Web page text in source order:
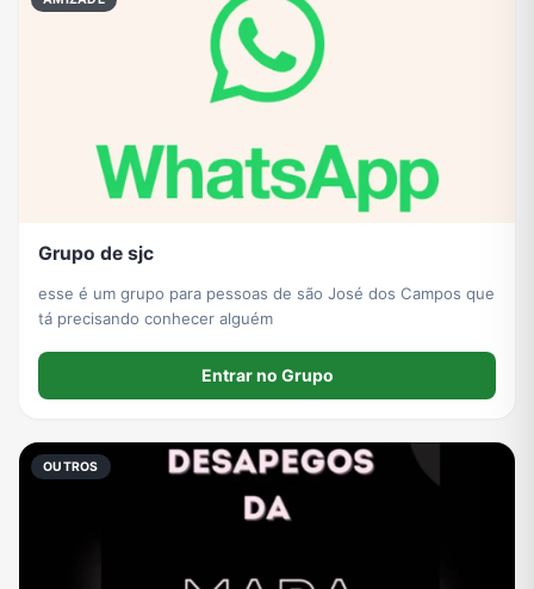
Grupo de sjc
esse é um grupo para pessoas de são José dos Campos que
tá precisando conhecer alguém
Entrar no Grupo
OUTROS